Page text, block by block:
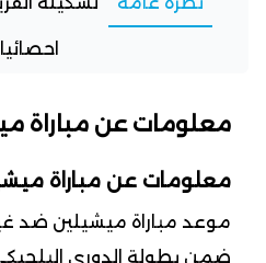
معلومات عن مباراة
معلومات عن مباراة
ضمن بطولة الدوري